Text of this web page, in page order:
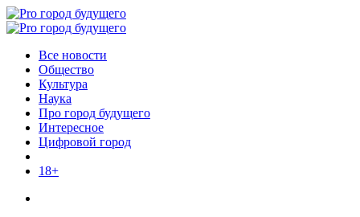
Menu
Поиск
Menu
Pro
Все новости
Общество
Культура
Наука
Про город будущего
Интересное
Цифровой город
18+